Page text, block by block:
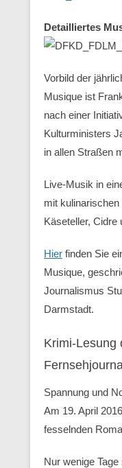
Detailliertes
Vorbild der
Musique ist
nach einer
Kulturministers
in allen Straßen
Live-Musik in
mit
Käseteller, Cidre
Hier finden Sie
Musique,
Journalismus
Darmstadt.
Krimi-Lesung
Spannung und
Am 19. April
fesselnden
Nur wenige